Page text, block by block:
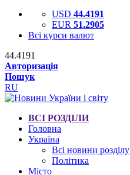
USD 44.4191
EUR 51.2905
Всі курси валют
44.4191
Авторизація
Пошук
RU
ВСІ РОЗДІЛИ
Головна
Україна
Всі новини розділу
Політика
Місто